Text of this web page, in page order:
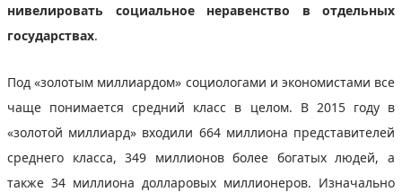
нивелировать социальное неравенство в отдельных
государствах.
Под «золотым миллиардом» социологами и экономистами все
чаще понимается средний класс в целом. В 2015 году в
«золотой миллиард» входили 664 миллиона представителей
среднего класса, 349 миллионов более богатых людей, а
также 34 миллиона долларовых миллионеров. Изначально